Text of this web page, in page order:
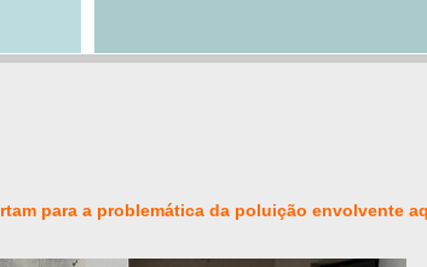
para a problemática da poluição envolvente